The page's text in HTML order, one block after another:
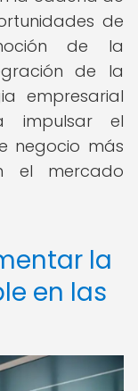
de
de la
de la
empresarial
impulsar el
negocio más
el mercado
la
en las